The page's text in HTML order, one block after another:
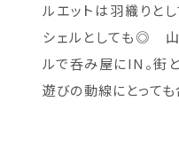
ルエットは羽織りと
シェルとしても◎ 山
ルで呑み屋にIN。街
遊びの動線にとっても